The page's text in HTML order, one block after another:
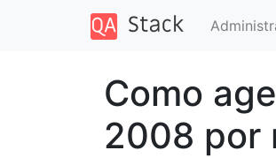
Como
2008 por